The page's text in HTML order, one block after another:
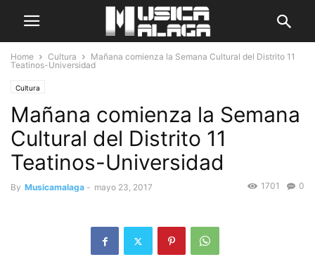
Home Cultura
Mañana comienza la Semana Cultural del Distrito 11
Teatinos-Universidad
Cultura
Mañana comienza la Semana
Cultural del Distrito 11
Teatinos-Universidad
By Musicamalaga - mayo 23, 2017 0
1701